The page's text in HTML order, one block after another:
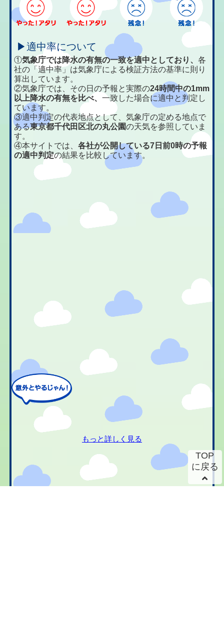
▶適中率について
①気象庁では降水の有無の一致を適中としており、各
社の「適中率」は気象庁による検証方法の基準に則り
算出しています。
②気象庁では、その日の予報と実際の24時間中の1mm
以上降水の有無を比べ、一致した場合に適中と判定し
ています。
③適中判定の代表地点として、気象庁の定める地点で
ある東京都千代田区北の丸公園の天気を参照していま
す。
④本サイトでは、各社が公開している7日前0時の予報
の適中判定の結果を比較しています。
もっと詳しく見る
TOP
に戻る